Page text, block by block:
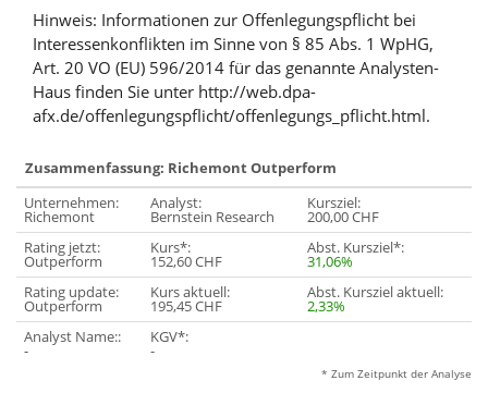
Hinweis: Informationen zur Offenlegungspflicht bei
Interessenkonflikten im Sinne von § 85 Abs. 1 WpHG,
Art. 20 VO (EU) 596/2014 für das genannte Analysten-
Haus finden Sie unter http://web.dpa-
afx.de/offenlegungspflicht/offenlegungs_pflicht.html.
Zusammenfassung: Richemont Outperform
Unternehmen:
Richemont
Analyst:
Bernstein Research
Kursziel:
200,00 CHF
Rating jetzt:
Outperform
Kurs*:
152,60 CHF
Abst. Kursziel*:
31,06%
Rating update:
Outperform
Kurs aktuell:
195,45 CHF
Abst. Kursziel aktuell:
2,33%
Analyst Name::
-
KGV*:
-
* Zum Zeitpunkt der Analyse